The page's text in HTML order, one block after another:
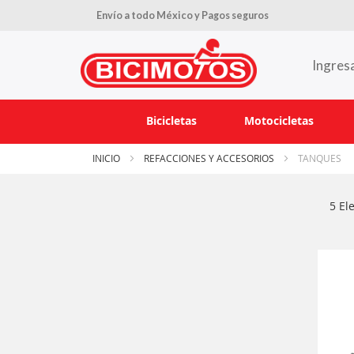
Envío a todo México y Pagos seguros
Bicicletas Motocicletas
INICIO REFACCIONES Y ACCESORIOS TANQUES
5